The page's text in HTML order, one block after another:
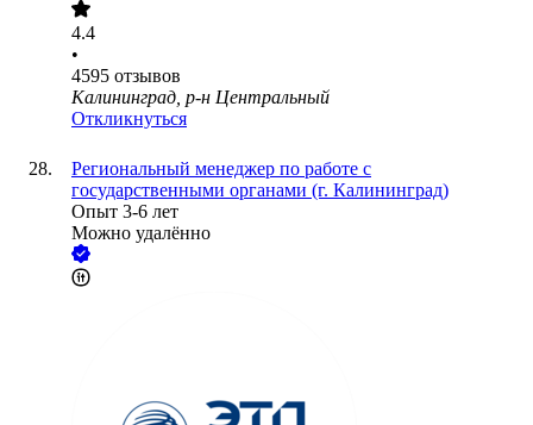
4.4
•
4595 отзывов
Калининград, р-н Центральный
Откликнуться
Региональный менеджер по работе с
государственными органами (г. Калининград)
Опыт 3-6 лет
Можно удалённо